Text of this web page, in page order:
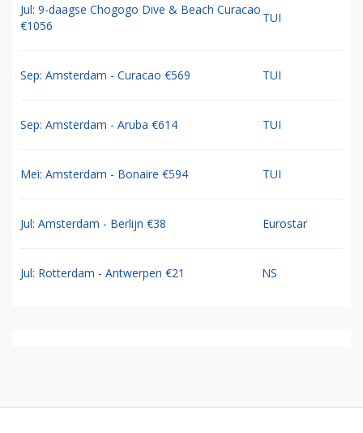
Jul: 9-daagse Chogogo Dive & Beach Curacao
€1056
TUI
Sep: Amsterdam - Curacao €569 TUI
Sep: Amsterdam - Aruba €614 TUI
Mei: Amsterdam - Bonaire €594 TUI
Jul: Amsterdam - Berlijn €38 Eurostar
Jul: Rotterdam - Antwerpen €21 NS